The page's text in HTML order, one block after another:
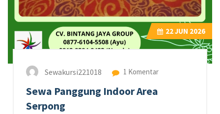
22JUN 2026
Sewakursi221018 1 Komentar
Sewa Panggung Indoor Area
Serpong